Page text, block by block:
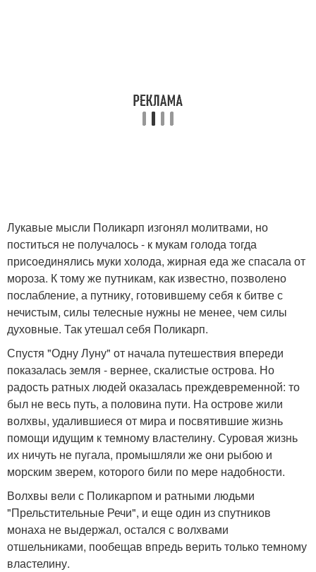
Лукавые мысли Поликарп изгонял молитвами, но
поститься не получалось - к мукам голода тогда
присоединялись муки холода, жирная еда же спасала от
мороза. К тому же путникам, как известно, позволено
послабление, а путнику, готовившему себя к битве с
нечистым, силы телесные нужны не менее, чем силы
духовные. Так утешал себя Поликарп.
Спустя "Одну Луну" от начала путешествия впереди
показалась земля - вернее, скалистые острова. Но
радость ратных людей оказалась преждевременной: то
был не весь путь, а половина пути. На острове жили
волхвы, удалившиеся от мира и посвятившие жизнь
помощи идущим к темному властелину. Суровая жизнь
их ничуть не пугала, промышляли же они рыбою и
морским зверем, которого били по мере надобности.
Волхвы вели с Поликарпом и ратными людьми
"Прельстительные Речи", и еще один из спутников
монаха не выдержал, остался с волхвами
отшельниками, пообещав впредь верить только темному
властелину.